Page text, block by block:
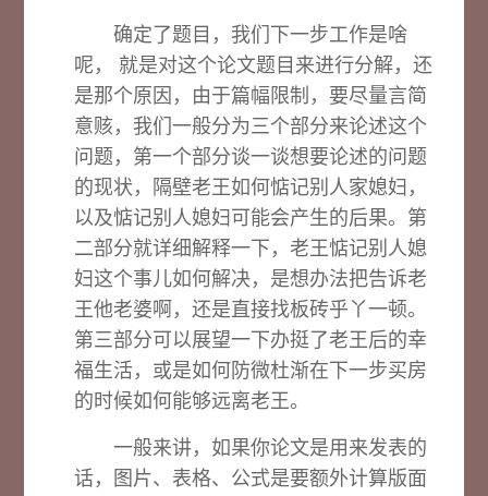
确定了题目，我们下一步工作是啥
呢， 就是对这个论文题目来进行分解，还
是那个原因，由于篇幅限制，要尽量言简
意赅，我们一般分为三个部分来论述这个
问题，第一个部分谈一谈想要论述的问题
的现状，隔壁老王如何惦记别人家媳妇，
以及惦记别人媳妇可能会产生的后果。第
二部分就详细解释一下，老王惦记别人媳
妇这个事儿如何解决，是想办法把告诉老
王他老婆啊，还是直接找板砖乎丫一顿。
第三部分可以展望一下办挺了老王后的幸
福生活，或是如何防微杜渐在下一步买房
的时候如何能够远离老王。
一般来讲，如果你论文是用来发表的
话，图片、表格、公式是要额外计算版面